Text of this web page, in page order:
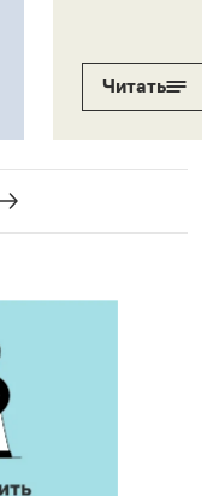
Читать